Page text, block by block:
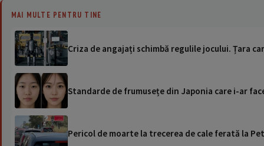
MAI MULTE PENTRU TINE
Criza de angajați schimbă regulile jocului. Țara
Standarde de frumusețe din Japonia care i-ar
Pericol de moarte la trecerea de cale ferată la